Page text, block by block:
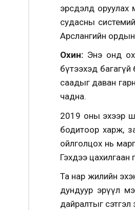
эрсдэлд оруулах
судасны
Арслангийн
Охин: Энэ онд
бүтээхэд
саадыг даван
чадна.
2019 оны эхээр
бодитоор харж,
ойлголцох нь
Гэхдээ цахилгаан
Та нар жилийн
дундуур эрүүл
дайралтыг сэтгэл